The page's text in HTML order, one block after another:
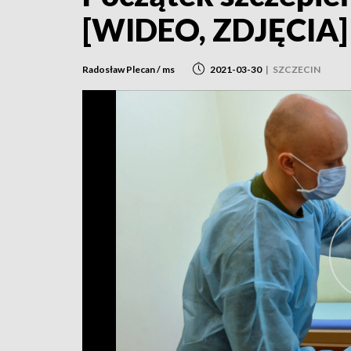
[WIDEO, ZDJĘCIA]
Radosław Plecan / ms 2021-03-30 | SZCZECIN